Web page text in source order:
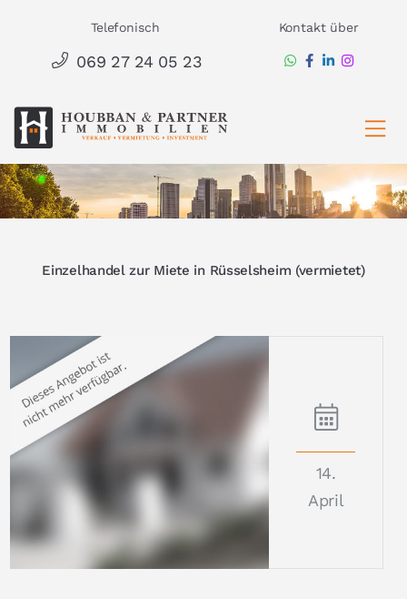
springen
Telefonisch
069 27 24 05 23
Kontakt über
Einzelhandel zur Miete in Rüsselsheim (vermietet)
14.
April